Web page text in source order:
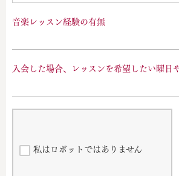
音楽レッスン経験の有無
入会した場合、レッスンを希望したい曜日
私はロボットではありません